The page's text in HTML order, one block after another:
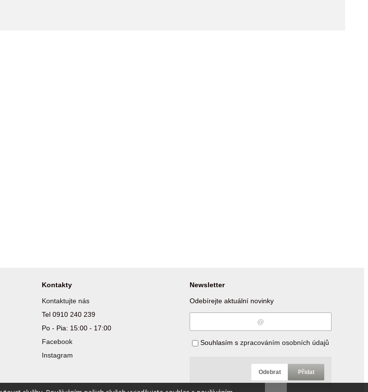
Kontakty
Kontaktujte nás
Tel 0910 240 239
Po - Pia: 15:00 - 17:00
Facebook
Instagram
Newsletter
Odebírejte aktuální novinky
Souhlasím s zpracováním osobních údajů
Odebrat Přidat